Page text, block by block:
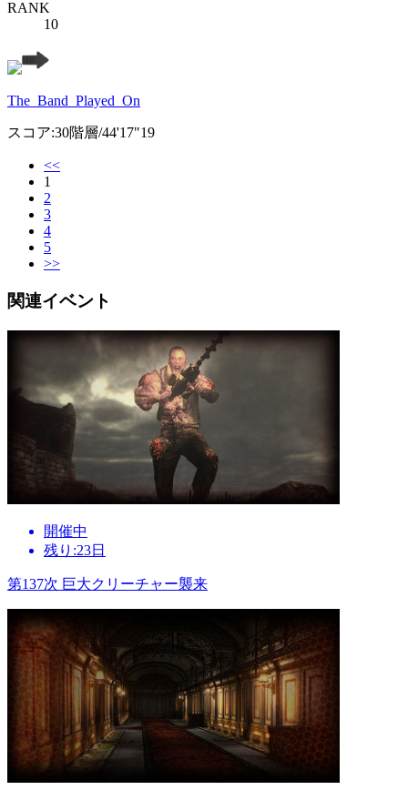
RANK
10
The_Band_Played_On
スコア:30階層/44'17"19
<<
1
2
3
4
5
>>
関連イベント
開催中
残り:23日
第137次 巨大クリーチャー襲来